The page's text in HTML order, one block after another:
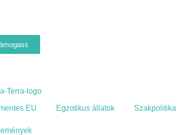
EU Egzotikus állatok Szakpolitika